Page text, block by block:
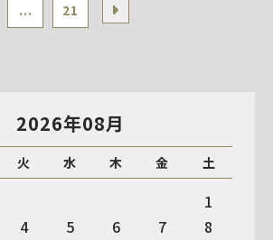
... 21
2026年08月
火 水 木 金 土
1
4 5 6 7
8